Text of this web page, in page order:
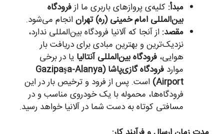
مبدأ: کلیه‌ی پروازهای باربری ما ازفرودگاه
بین‌المللی امام خمینی (ره) تهرانانجام می‌شود.
مقصد: از آنجا که آلانیا فرودگاه بین‌المللی ندارد،
نزدیک‌ترین و بهترین مبادی برای دریافت بار
هوایی، فرودگاه بین‌المللی آنتالیا یا در برخی
موارد
فرودگاه گازی‌پاشا (Gazipaşa-Alanya
Airport) است. پس از فرود و ترخیص بار در این
فرودگاه‌ها، محموله با یک خودروی مناسب و در
مسافتی کوتاه به دست شما در آلانیا خواهد رسید.